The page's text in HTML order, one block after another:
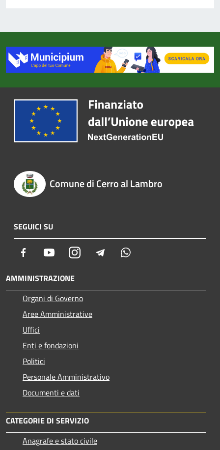
Comune di Cerro al Lambro
SEGUICI SU
Facebook YoutubeInstagram Telegram
AMMINISTRAZIONE
Organi di Governo
Aree Amministrative
Uffici
Enti e fondazioni
Politici
Personale Amministrativo
Documenti e dati
CATEGORIE DI SERVIZIO
Anagrafe e stato civile